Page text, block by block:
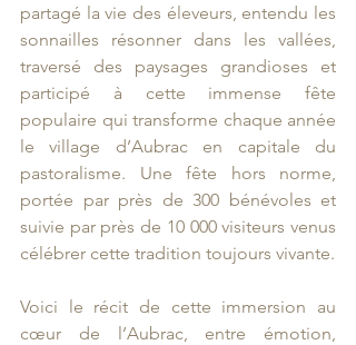
partagé la vie des éleveurs, entendu les
sonnailles résonner dans les vallées,
traversé des paysages grandioses et
participé à cette immense fête
populaire qui transforme chaque année
le village d’Aubrac en capitale du
pastoralisme. Une fête hors norme,
portée par près de 300 bénévoles et
suivie par près de 10 000 visiteurs venus
célébrer cette tradition toujours vivante.
Voici le récit de cette immersion au
cœur de l’Aubrac, entre émotion,